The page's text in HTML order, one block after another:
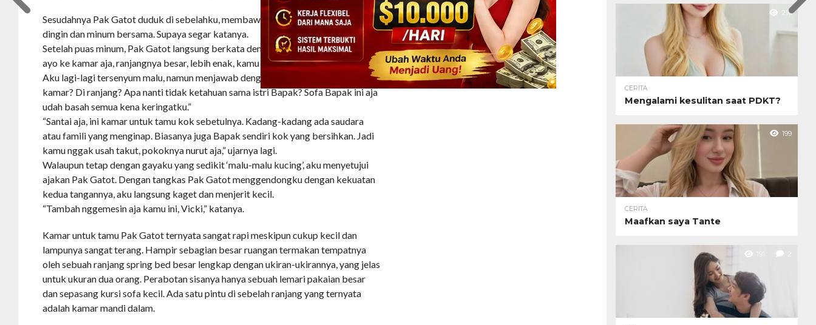
Sesudahnya Pak Gatot duduk di sebelahku, membawakan sebotol minuman air
dingin dan minum bersama. Supaya segar katanya.
Setelah puas minum, Pak Gatot langsung berkata dengan tatapan nafsu, “Vicki,
ayo ke kamar aja, ranjangnya besar, lebih enak, kamu boleh menjerit sepuasnya.”
Aku lagi-lagi tersenyum malu, namun menjawab dengan sedikit khawatir, “Hah? Di
kamar? Di ranjang? Apa nanti tidak ketahuan sama istri Bapak? Sofa Bapak ini aja
udah basah semua kena keringatku.”
“Santai aja, ini kamar untuk tamu kok sebetulnya. Kadang-kadang ada saudara
atau famili yang menginap. Biasanya juga Bapak sendiri kok yang bersihkan. Jadi
kamu nggak usah takut, pokoknya nurut aja,” ujarnya lagi.
Walaupun tetap dengan gayaku yang sedikit ‘malu-malu kucing’, aku menyetujui
ajakan Pak Gatot. Dengan tangkas Pak Gatot menggendongku dengan kekuatan
kedua tangannya, aku langsung kaget dan menjerit kecil.
“Tambah nggemesin aja kamu ini, Vicki,” katanya.
Kamar untuk tamu Pak Gatot ternyata sangat rapi meskipun cukup kecil dan
lampunya sangat terang. Hampir sebagian besar ruangan termakan tempatnya
oleh sebuah ranjang spring bed besar lengkap dengan ukiran-ukirannya, yang jelas
untuk ukuran dua orang. Perabotan sisanya hanya sebuah lemari pakaian besar
dan sepasang kursi sofa kecil. Ada satu pintu di sebelah ranjang yang ternyata
adalah kamar mandi dalam.
216
CERITA
Mengalami kesulitan saat PDKT?
199
CERITA
Maafkan saya Tante
191 2